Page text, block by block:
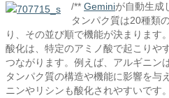
/** Geminiが自動生成
タンパク質は20種類
り、その並び順で機能が決まります
酸化は、特定のアミノ酸で起こりや
つながります。例えば、アルギニン
タンパク質の構造や機能に影響を与
ニンやリシンも酸化されやすいです